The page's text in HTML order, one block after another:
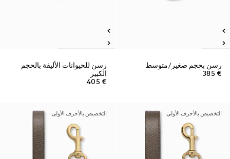
رسن بحجم صغير/متوسط
€ 385
رسن للحيوانات الأليفة بالحجم
الكبير
€ 405
التخصيص بالأحرف الأولى التخصيص بالأحرف الأولى